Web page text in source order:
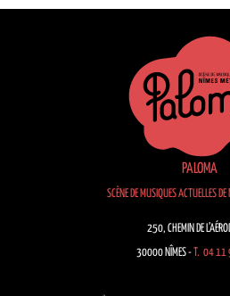
PALOMA
SCÈNE DE MUSIQUES ACTUELLES
250, CHEMIN DE
30000 NÎMES - T. 04